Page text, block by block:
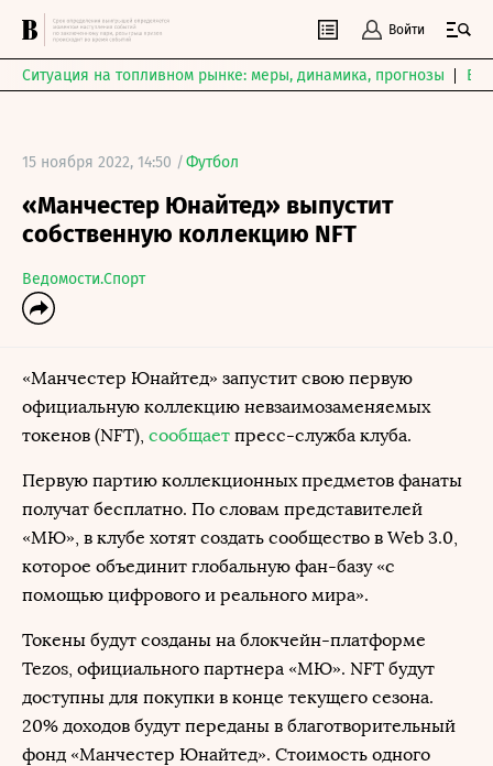
Войти
Ситуация на топливном рынке: меры, динамика, прогнозы
15 ноября 2022, 14:50 /Футбол
«Манчестер Юнайтед» выпустит
собственную коллекцию NFT
Ведомости.Спорт
«Манчестер Юнайтед» запустит свою первую
официальную коллекцию невзаимозаменяемых
токенов (NFT), сообщает пресс-служба клуба.
Первую партию коллекционных предметов фанаты
получат бесплатно. По словам представителей
«МЮ», в клубе хотят создать сообщество в Web 3.0,
которое объединит глобальную фан-базу «с
помощью цифрового и реального мира».
Токены будут созданы на блокчейн-платформе
Tezos, официального партнера «МЮ». NFT будут
доступны для покупки в конце текущего сезона.
20% доходов будут переданы в благотворительный
фонд «Манчестер Юнайтед». Стоимость одного